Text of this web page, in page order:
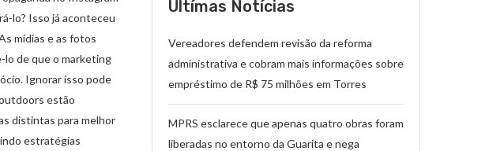
lo? Isso já aconteceu
mídias e as fotos
lo de que o marketing
Ignorar isso pode
estão
distintas para melhor
estratégias
Ultímas Notícias
Vereadores defendem revisão da reforma
administrativa e cobram mais informações sobre
empréstimo de R$ 75 milhões em Torres
MPRS esclarece que apenas quatro obras foram
liberadas no entorno da Guarita e nega